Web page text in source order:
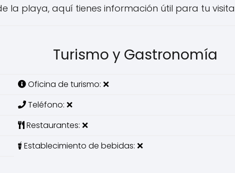
la playa, aquí tienes información útil para tu
Turismo y Gastronomía
Oficina de turismo: ❌
Teléfono: ❌
Restaurantes: ❌
Establecimiento de bebidas: ❌